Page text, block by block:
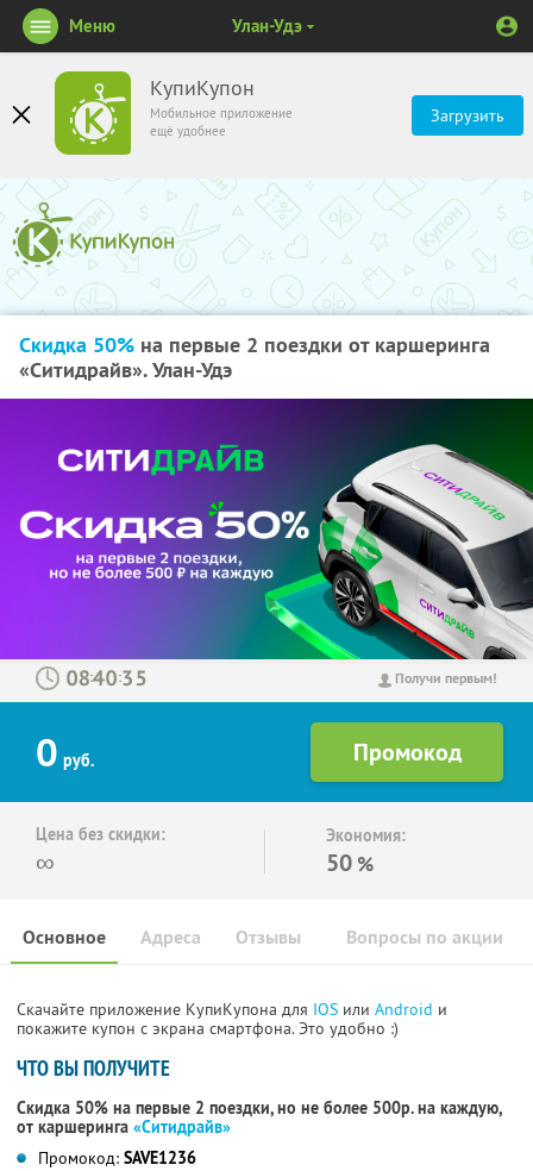
КупиКупон
Мобильное приложение
ещё удобнее
Загрузить
Меню Улан-Удэ
Скидка 50% на первые 2 поездки от каршеринга
«Ситидрайв». Улан-Удэ
Получи первым!
: :
0 руб.
Цена без скидки:
∞
Экономия:
50 %
Основное Отзывы Вопросы по акции
Адреса
Скачайте приложение КупиКупона для IOS или Android и
покажите купон с экрана смартфона. Это удобно :)
ЧТО ВЫ ПОЛУЧИТЕ
Скидка 50% на первые 2 поездки, но не более 500р. на каждую,
от каршеринга «Ситидрайв»
Промокод: SAVE1236